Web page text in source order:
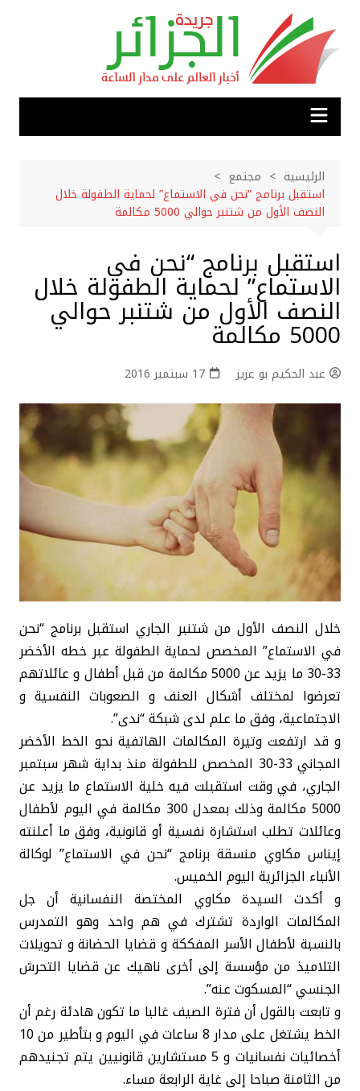
المحتوى
الرئيسية
مجتمع
استقبل برنامج “نحن في الاستماع” لحماية الطفولة خلال
النصف الأول من شتنبر حوالي 5000 مكالمة
استقبل برنامج “نحن في
الاستماع” لحماية الطفولة خلال
النصف الأول من شتنبر حوالي
5000 مكالمة
عبد الحكيم بو عزيز 17 سبتمبر 2016
خلال النصف الأول من شتنبر الجاري استقبل برنامج “نحن
في الاستماع” المخصص لحماية الطفولة عبر خطه الأخضر
33-30 ما يزيد عن 5000 مكالمة من قبل أطفال و عائلاتهم
تعرضوا لمختلف أشكال العنف و الصعوبات النفسية و
الاجتماعية، وفق ما علم لدى شبكة “ندى”.
و قد ارتفعت وتيرة المكالمات الهاتفية نحو الخط الأخضر
المجاني 33-30 المخصص للطفولة منذ بداية شهر سبتمبر
الجاري، في وقت استقبلت فيه خلية الاستماع ما يزيد عن
5000 مكالمة وذلك بمعدل 300 مكالمة في اليوم لأطفال
وعائلات تطلب استشارة نفسية أو قانونية، وفق ما أعلنته
إيناس مكاوي منسقة برنامج “نحن في الاستماع” لوكالة
الأنباء الجزائرية اليوم الخميس.
و أكدت السيدة مكاوي المختصة النفسانية أن جل
المكالمات الواردة تشترك في هم واحد وهو التمدرس
بالنسبة لأطفال الأسر المفككة و قضايا الحضانة و تحويلات
التلاميذ من مؤسسة إلى أخرى ناهيك عن قضايا التحرش
الجنسي “المسكوت عنه”.
و تابعت بالقول أن فترة الصيف غالبا ما تكون هادئة رغم أن
الخط يشتغل على مدار 8 ساعات في اليوم و بتأطير من 10
أخصائيات نفسانيات و 5 مستشارين قانونيين يتم تجنيدهم
من الثامنة صباحا إلى غاية الرابعة مساء.